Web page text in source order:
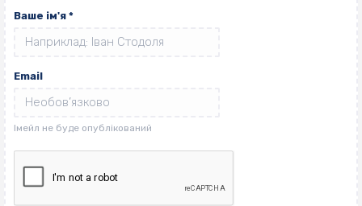
Ваше ім'я *
Email